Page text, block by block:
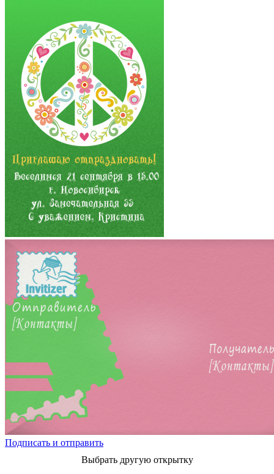
Подписать и отправить
Выбрать другую открытку